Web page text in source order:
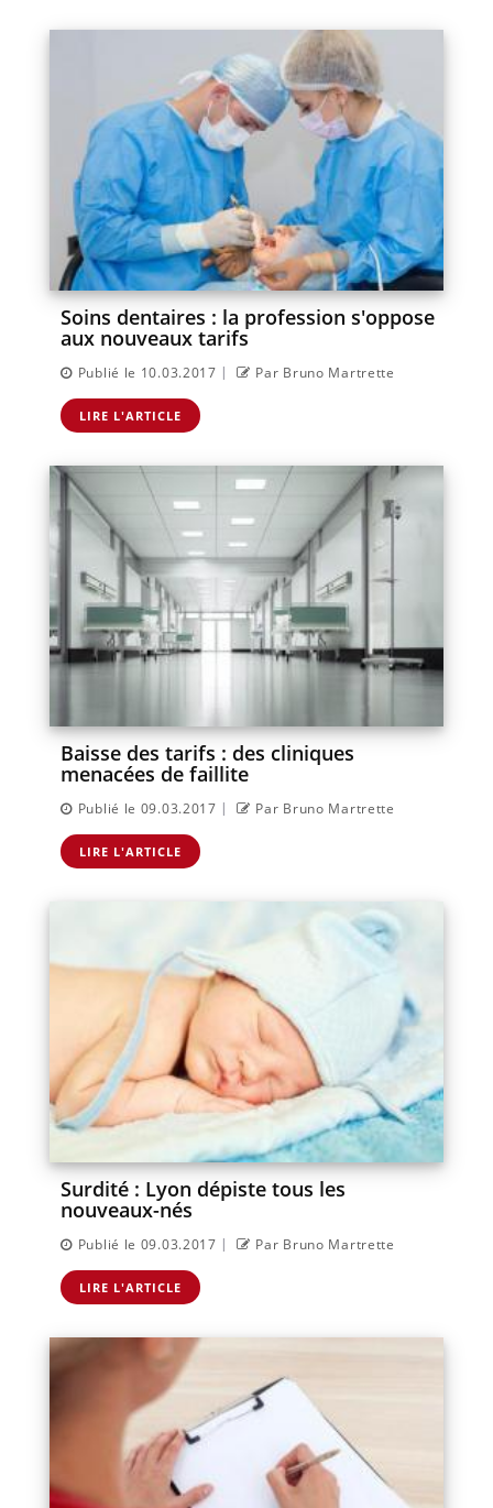
Soins dentaires : la profession s'oppose
aux nouveaux tarifs
Publié le 10.03.2017 | Par Bruno Martrette
LIRE L'ARTICLE
Baisse des tarifs : des cliniques
menacées de faillite
Publié le 09.03.2017 | Par Bruno Martrette
LIRE L'ARTICLE
Surdité : Lyon dépiste tous les
nouveaux-nés
Publié le 09.03.2017 | Par Bruno Martrette
LIRE L'ARTICLE